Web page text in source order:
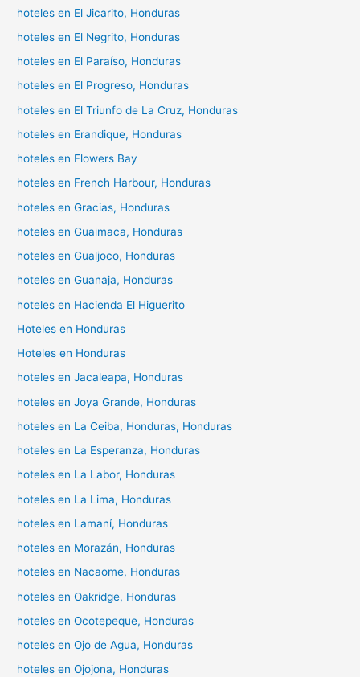
hoteles en El Jicarito, Honduras
hoteles en El Negrito, Honduras
hoteles en El Paraíso, Honduras
hoteles en El Progreso, Honduras
hoteles en El Triunfo de La Cruz, Honduras
hoteles en Erandique, Honduras
hoteles en Flowers Bay
hoteles en French Harbour, Honduras
hoteles en Gracias, Honduras
hoteles en Guaimaca, Honduras
hoteles en Gualjoco, Honduras
hoteles en Guanaja, Honduras
hoteles en Hacienda El Higuerito
Hoteles en Honduras
Hoteles en Honduras
hoteles en Jacaleapa, Honduras
hoteles en Joya Grande, Honduras
hoteles en La Ceiba, Honduras, Honduras
hoteles en La Esperanza, Honduras
hoteles en La Labor, Honduras
hoteles en La Lima, Honduras
hoteles en Lamaní, Honduras
hoteles en Morazán, Honduras
hoteles en Nacaome, Honduras
hoteles en Oakridge, Honduras
hoteles en Ocotepeque, Honduras
hoteles en Ojo de Agua, Honduras
hoteles en Ojojona, Honduras